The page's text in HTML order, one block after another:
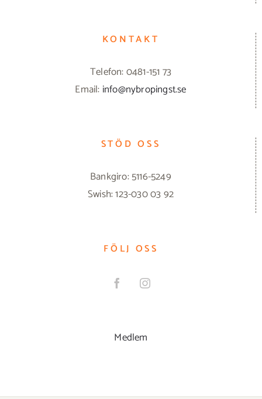
KONTAKT
Telefon: 0481-151 73
Email: info@nybropingst.se
STÖD OSS
Bankgiro: 5116-5249
Swish: 123-030 03 92
FÖLJ OSS
Medlem